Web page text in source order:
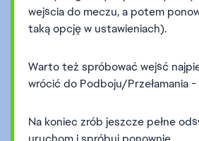
wejścia do meczu, a potem
taką opcję w ustawieniach).
Warto też spróbować wejść
wrócić do Podboju/Przełamania
Na koniec zrób jeszcze pełne